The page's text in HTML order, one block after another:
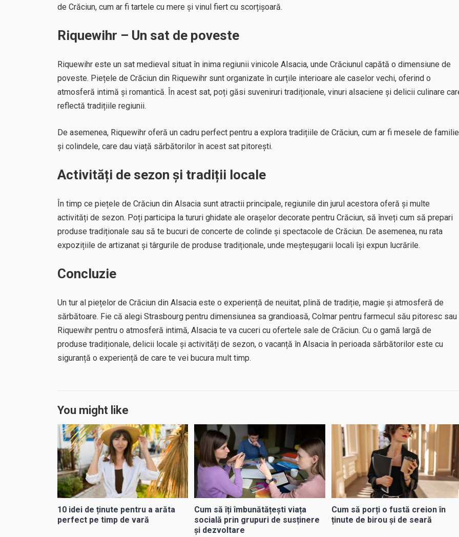
de Crăciun, cum ar fi tartele cu mere și vinul fiert cu scorțișoară.
Riquewihr – Un sat de poveste
Riquewihr este un sat medieval situat în inima regiunii vinicole Alsacia, unde Crăciunul capătă o dimensiune de
poveste. Piețele de Crăciun din Riquewihr sunt organizate în curțile interioare ale caselor vechi, oferind o
atmosferă intimă și romantică. În acest sat, poți găsi suveniruri tradiționale, vinuri alsaciene și delicii culinare
reflectă tradițiile regiunii.
De asemenea, Riquewihr oferă un cadru perfect pentru a explora tradițiile de Crăciun, cum ar fi mesele de familie
și colindele, care dau viață sărbătorilor în acest sat pitorești.
Activități de sezon și tradiții locale
În timp ce piețele de Crăciun din Alsacia sunt atractii principale, regiunile din jurul acestora oferă și multe
activități de sezon. Poți participa la tururi ghidate ale orașelor decorate pentru Crăciun, să înveți cum să prepari
produse tradiționale sau să te bucuri de concerte de colinde și spectacole de Crăciun. De asemenea, nu rata
expozițiile de artizanat și târgurile de produse tradiționale, unde meșteșugarii locali își expun lucrările.
Concluzie
Un tur al piețelor de Crăciun din Alsacia este o experiență de neuitat, plină de tradiție, magie și atmosferă de
sărbătoare. Fie că alegi Strasbourg pentru dimensiunea sa grandioasă, Colmar pentru farmecul său pitoresc sau
Riquewihr pentru o atmosferă intimă, Alsacia te va cuceri cu ofertele sale de Crăciun. Cu o gamă largă de
produse tradiționale, delicii locale și activități de sezon, o vacanță în Alsacia în perioada sărbătorilor este cu
siguranță o experiență de care te vei bucura mult timp.
You might like
10 idei de ținute pentru a arăta
perfect pe timp de vară
Cum să îți îmbunătățești viața
socială prin grupuri de susținere
și dezvoltare
Cum să porți o fustă creion în
ținute de birou și de seară